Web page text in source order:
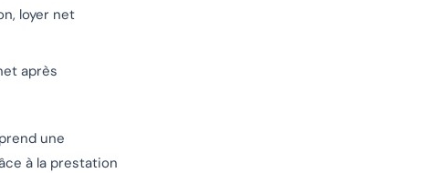
loyer net
après
une
à la prestation